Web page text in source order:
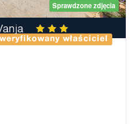
Sprawdzone zdjęcia
właściciel